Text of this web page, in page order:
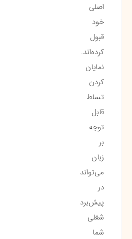
اصلی
خود
قبول
کرده‌اند.
نمایان
کردن
تسلط
قابل
توجه
بر
زبان
می‌تواند
در
پیش‌برد
شغلی
شما